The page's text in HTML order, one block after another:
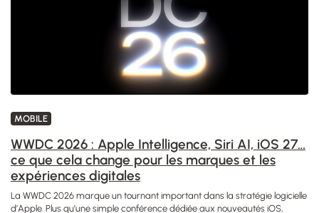
MOBILE
WWDC 2026 : Apple Intelligence, Siri AI, iOS 27…
ce que cela change pour les marques et les
expériences digitales
La WWDC 2026 marque un tournant important dans la stratégie logicielle
d’Apple. Plus qu’une simple conférence dédiée aux nouveautés iOS,